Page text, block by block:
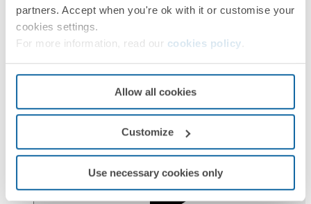
partners. Accept when you're ok with it or customise your
cookies settings.
For more information, read our cookies policy
Allow all cookies
Customize
Use necessary cookies only